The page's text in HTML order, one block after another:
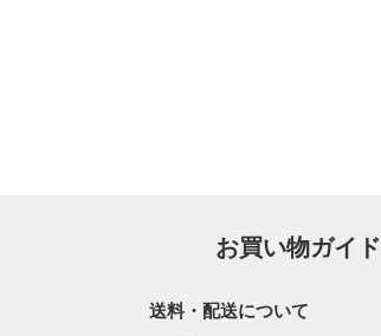
お買い物ガイド
送料・配送について